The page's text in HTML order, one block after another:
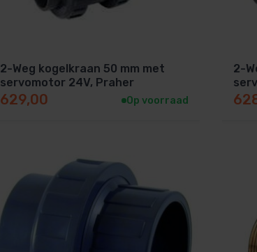
2-Weg kogelkraan 50 mm met
servomotor 24V, Praher
629,00 Op voorraad
2-